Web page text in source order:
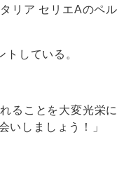
リア セリエAのペル
している。
ることを大変光栄に
いしましょう！」